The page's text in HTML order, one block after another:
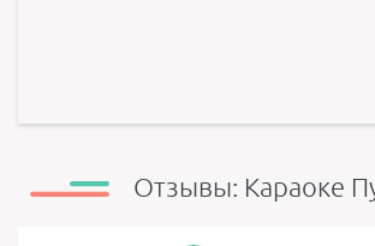
Отзывы: Караоке